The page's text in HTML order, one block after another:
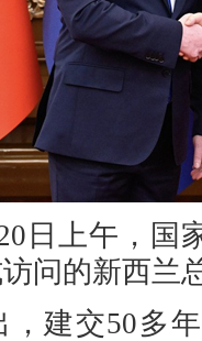
日上午，国
问的新西兰
，建交50多